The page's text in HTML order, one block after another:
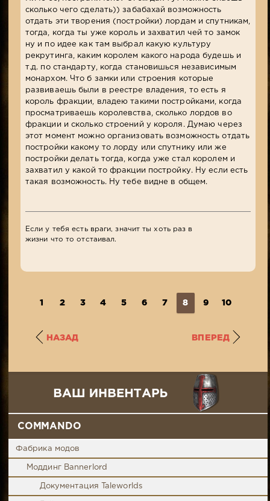
сколько чего сделать)) забабахай возможность
отдать эти творения (постройки) лордам и спутникам,
тогда, когда ты уже король и захватил чей то замок
ну и по идее как там выбрал какую культуру
рекрутинга, каким королем какого народа будешь и
т.д. по стандарту, когда становишься независимым
монархом. Что б замки или строения которые
развиваешь были в реестре владения, то есть я
король фракции, владею такими постройками, когда
просматриваешь королевства, сколько лордов во
фракции и сколько строений у короля. Думаю через
этот момент можно организовать возможность отдать
постройки какому то лорду или спутнику или же
постройки делать тогда, когда уже стал королем и
захватил у какой то фракции постройку. Ну если есть
такая возможность. Ну тебе видне в общем.
Если у тебя есть враги, значит ты хоть раз в
жизни что то отстаивал.
1 2 3 4 5 6 7 8 9 10
НАЗАД ВПЕРЕД
COMMANDO
Фабрика модов
Моддинг Bannerlord
Документация Taleworlds